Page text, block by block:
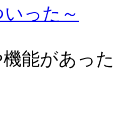
った～
能があっ